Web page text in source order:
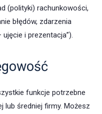
(polityki) rachunkowości,
błędów, zdarzenia
i prezentacja”).
funkcje potrzebne
lub średniej firmy. Możesz